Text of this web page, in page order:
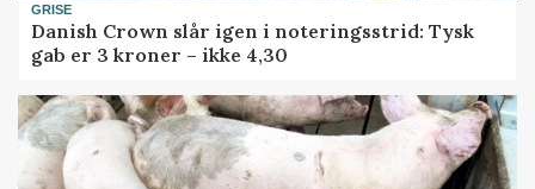
GRISE
Danish Crown slår igen i noteringsstrid: Tysk
gab er 3 kroner – ikke 4,30